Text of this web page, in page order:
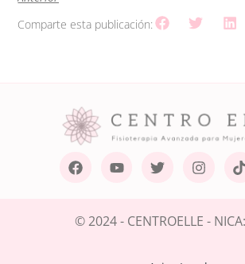
Comparte esta publicación:
© 2024 - CENTROELLE -